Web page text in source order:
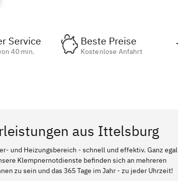
Service
40 min.
Beste Preise
Kostenlose Anfahrt
aus Ittelsburg
und Heizungsbereich - schnell und effektiv. Ganz egal
Klempnernotdienste befinden sich an mehreren
zu sein und das 365 Tage im Jahr - zu jeder Uhrzeit!